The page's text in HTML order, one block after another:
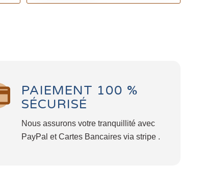
PAIEMENT 100 %
SÉCURISÉ
Nous assurons votre tranquillité avec
PayPal et Cartes Bancaires via stripe .